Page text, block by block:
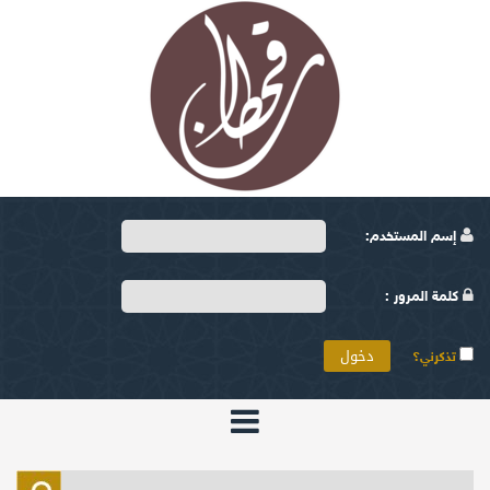
إسم المستخدم:
كلمة المرور :
تذكرني؟